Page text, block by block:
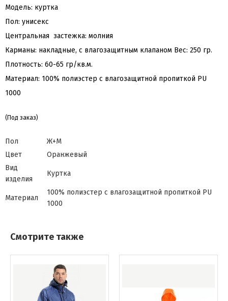
Модель: куртка
Пол: унисекс
Центральная застежка: молния
Карманы: накладные, с влагозащитным клапаном Вес: 250 гр.
Плотность: 60-65 гр/кв.м.
Материал: 100% полиэстер с влагозащитной пропиткой PU
1000
(Под заказ)
Пол
Ж+М
Цвет
Оранжевый
Вид
изделия
Куртка
Материал
100% полиэстер с влагозащитной пропиткой PU
1000
Смотрите также